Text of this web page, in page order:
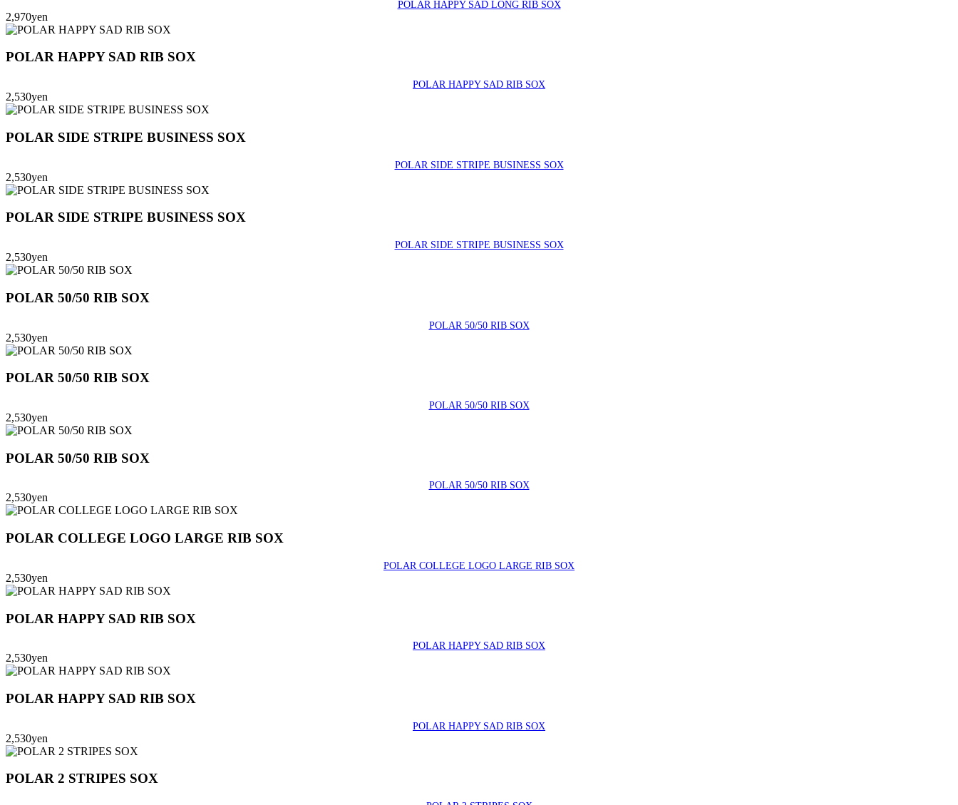
POLAR HAPPY SAD LONG RIB SOX
2,970yen
POLAR HAPPY SAD RIB SOX
POLAR HAPPY SAD RIB SOX
2,530yen
POLAR SIDE STRIPE BUSINESS SOX
POLAR SIDE STRIPE BUSINESS SOX
2,530yen
POLAR SIDE STRIPE BUSINESS SOX
POLAR SIDE STRIPE BUSINESS SOX
2,530yen
POLAR 50/50 RIB SOX
POLAR 50/50 RIB SOX
2,530yen
POLAR 50/50 RIB SOX
POLAR 50/50 RIB SOX
2,530yen
POLAR 50/50 RIB SOX
POLAR 50/50 RIB SOX
2,530yen
POLAR COLLEGE LOGO LARGE RIB SOX
POLAR COLLEGE LOGO LARGE RIB SOX
2,530yen
POLAR HAPPY SAD RIB SOX
POLAR HAPPY SAD RIB SOX
2,530yen
POLAR HAPPY SAD RIB SOX
POLAR HAPPY SAD RIB SOX
2,530yen
POLAR 2 STRIPES SOX